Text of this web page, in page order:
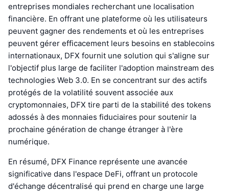
entreprises mondiales recherchant une localisation
financière. En offrant une plateforme où les utilisateurs
peuvent gagner des rendements et où les entreprises
peuvent gérer efficacement leurs besoins en stablecoins
internationaux, DFX fournit une solution qui s'aligne sur
l'objectif plus large de faciliter l'adoption mainstream des
technologies Web 3.0. En se concentrant sur des actifs
protégés de la volatilité souvent associée aux
cryptomonnaies, DFX tire parti de la stabilité des tokens
adossés à des monnaies fiduciaires pour soutenir la
prochaine génération de change étranger à l'ère
numérique.
En résumé, DFX Finance représente une avancée
significative dans l'espace DeFi, offrant un protocole
d'échange décentralisé qui prend en charge une large